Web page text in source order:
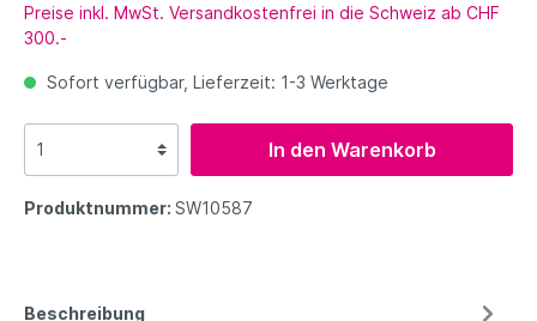
Preise inkl. MwSt. Versandkostenfrei in die Schweiz ab CHF
300.-
Sofort verfügbar, Lieferzeit: 1-3 Werktage
In den Warenkorb
Produktnummer: SW10587
Beschreibung